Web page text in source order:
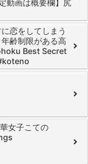
動画は概要欄】尻
恋をしてしまう
齢制限がある高
Best Secret
#koteno
女子こての